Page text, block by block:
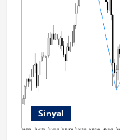
Sinyal